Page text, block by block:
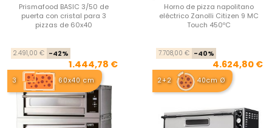
Prismafood BASIC 3/50 de
puerta con cristal para 3
pizzas de 60x40
Precio base
2.491,00 € -42%
1.444,78 €
Horno de pizza napolitano
eléctrico Zanolli Citizen 9 MC
Touch 450ºC
7.708,00 € -40%
4.624,80 €
3 60x40 cm 2+2 40cm Ø